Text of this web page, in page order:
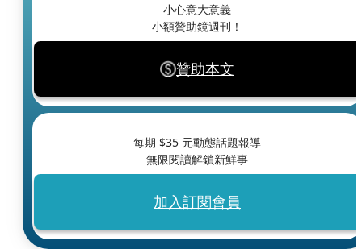
小心意大意義
小額贊助鏡週刊！
贊助本文
每期 $35 元動態話題報導
無限閱讀解鎖新鮮事
加入訂閱會員